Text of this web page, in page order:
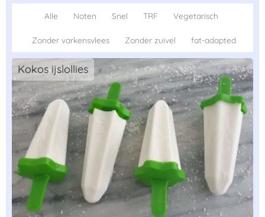
Alle Noten Snel TRF Vegetarisch
Zonder varkensvlees Zonder zuivel fat-adapted
Kokos ijslollies